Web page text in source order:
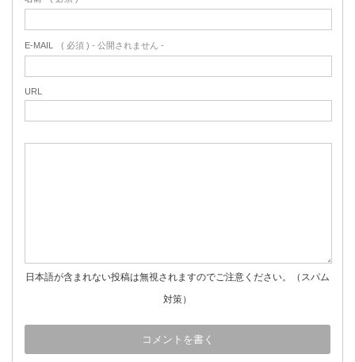
E-MAIL ( 必須 ) - 公開されません -
URL
日本語が含まれない投稿は無視されますのでご注意ください。（スパム
対策）